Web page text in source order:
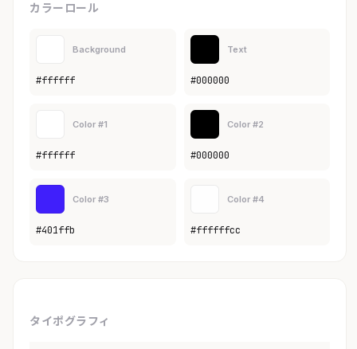
カラーロール
Background
#ffffff
Text
#000000
Color #1
#ffffff
Color #2
#000000
Color #3
#401ffb
Color #4
#ffffffcc
タイポグラフィ